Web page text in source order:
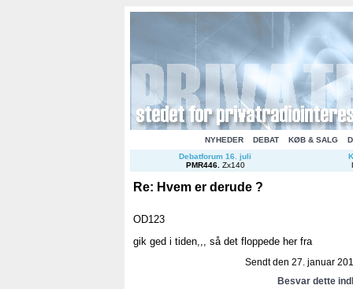
NYHEDER DEBAT KØB & SALG
Debatforum 16. juli
PMR446. Zx140
Re: Hvem er derude ?
OD123
gik ged i tiden,,, så det floppede her fra
Sendt den 27. januar
Besvar dette